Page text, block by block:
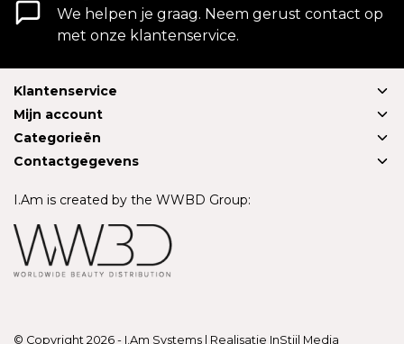
We helpen je graag. Neem gerust contact op
met onze klantenservice.
Klantenservice
Mijn account
Categorieën
Contactgegevens
I.Am is created by the WWBD Group:
© Copyright 2026 - I.Am Systems | Realisatie InStijl Media